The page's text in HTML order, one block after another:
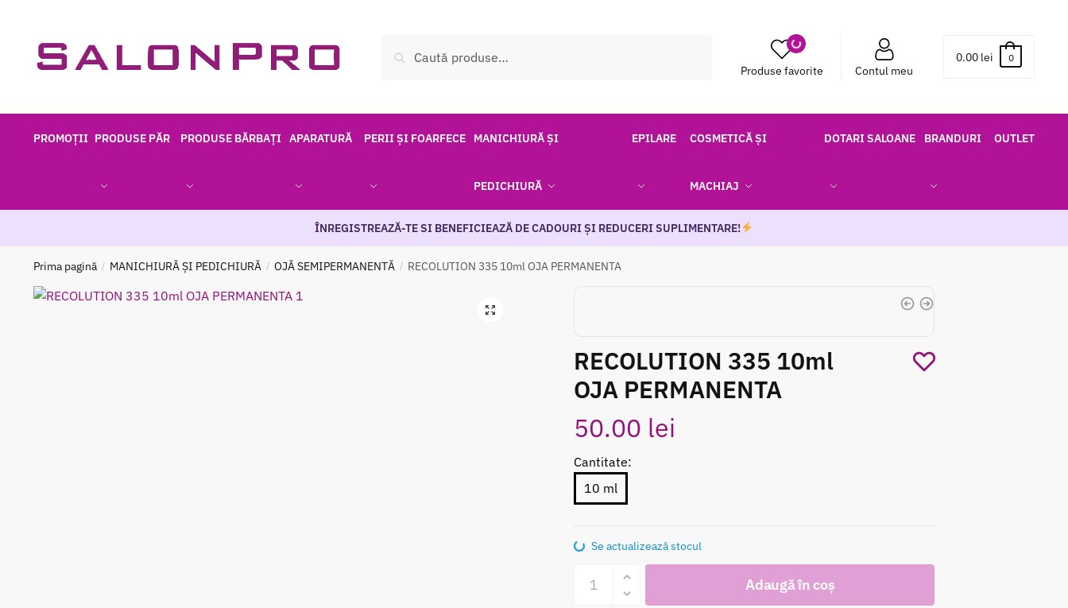
navigation
content
după:
Produse favorite Contul meu
0.00 lei 0
PROMOȚII PRODUSE PĂR PRODUSE BĂRBAȚI APARATURĂ PERII ȘI FOARFECE MANICHIURĂ ȘI
PEDICHIURĂ
EPILARE COSMETICĂ ȘI
MACHIAJ
DOTARI SALOANE BRANDURI OUTLET
ÎNREGISTREAZĂ-TE SI BENEFICIEAZĂ DE CADOURI ȘI REDUCERI SUPLIMENTARE!
Prima pagină / MANICHIURĂ ȘI PEDICHIURĂ / OJĂ SEMIPERMANENTĂ / RECOLUTION 335 10ml OJA PERMANENTA
RECOLUTION 335 10ml
OJA PERMANENTA
50.00 lei
Cantitate:
10 ml
Se actualizează stocul
Cantitate
RECOLUTION
Adaugă în coș